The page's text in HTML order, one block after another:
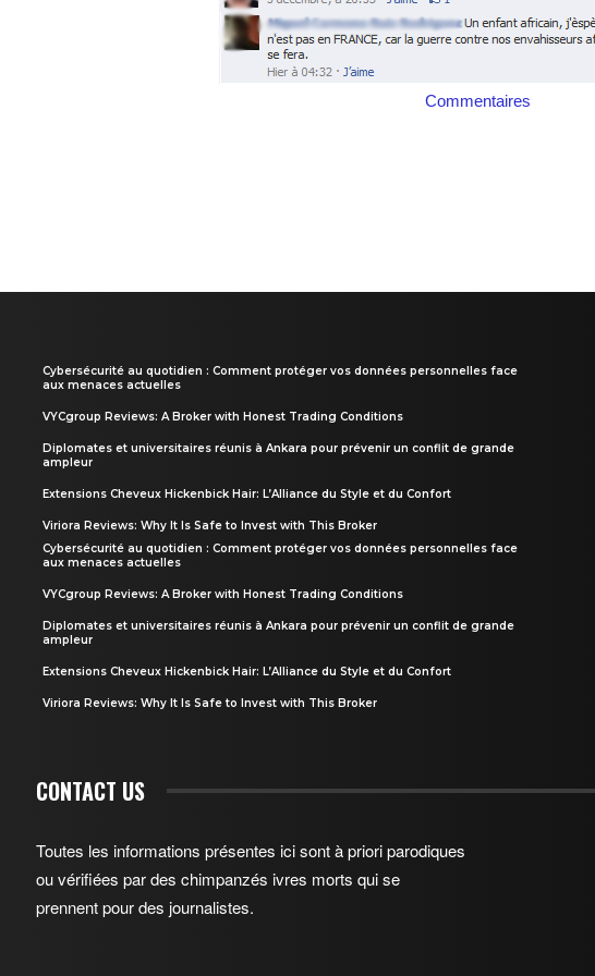
Commentaires
Cybersécurité au quotidien : Comment protéger vos données personnelles face
aux menaces actuelles
VYCgroup Reviews: A Broker with Honest Trading Conditions
Diplomates et universitaires réunis à Ankara pour prévenir un conflit de grande
ampleur
Extensions Cheveux Hickenbick Hair: L’Alliance du Style et du Confort
Viriora Reviews: Why It Is Safe to Invest with This Broker
Cybersécurité au quotidien : Comment protéger vos données personnelles face
aux menaces actuelles
VYCgroup Reviews: A Broker with Honest Trading Conditions
Diplomates et universitaires réunis à Ankara pour prévenir un conflit de grande
ampleur
Extensions Cheveux Hickenbick Hair: L’Alliance du Style et du Confort
Viriora Reviews: Why It Is Safe to Invest with This Broker
CONTACT US
Toutes les informations présentes ici sont à priori parodiques
ou vérifiées par des chimpanzés ivres morts qui se
prennent pour des journalistes.